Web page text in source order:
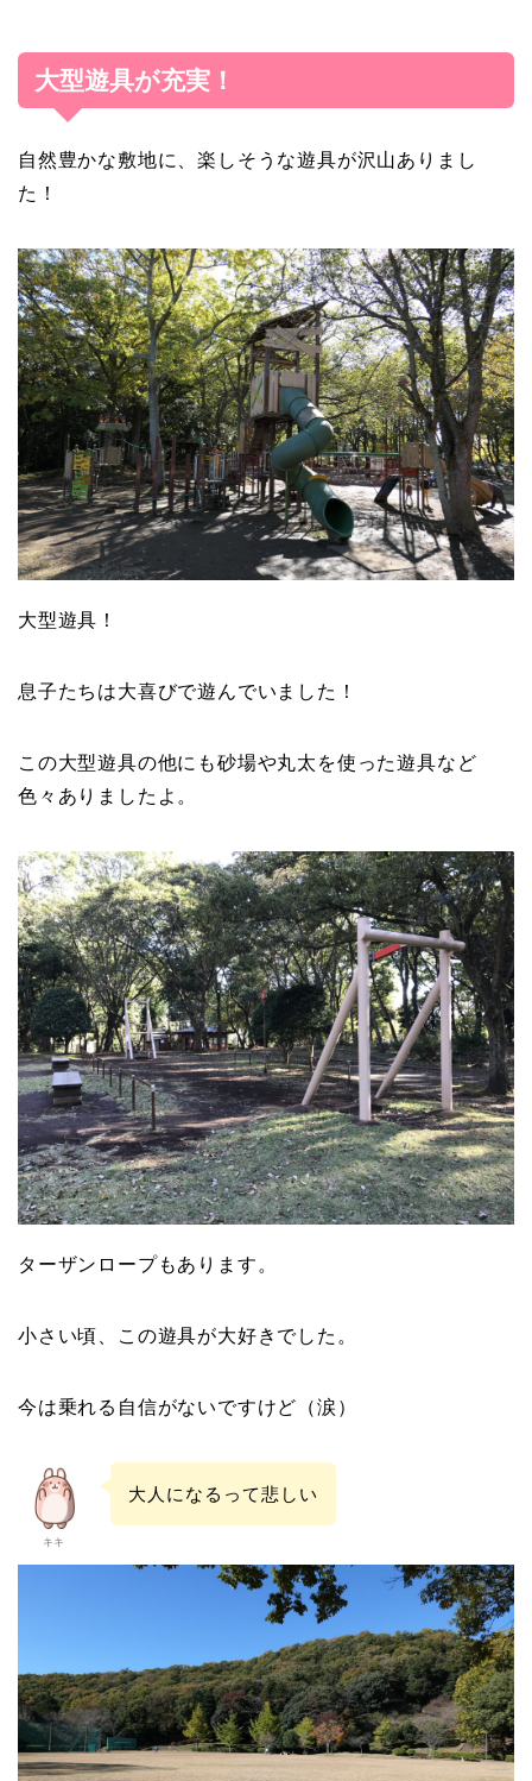
大型遊具が充実！
自然豊かな敷地に、楽しそうな遊具が沢山ありまし
た！
大型遊具！
息子たちは大喜びで遊んでいました！
この大型遊具の他にも砂場や丸太を使った遊具など
色々ありましたよ。
ターザンロープもあります。
小さい頃、この遊具が大好きでした。
今は乗れる自信がないですけど（涙）
キキ
大人になるって悲しい